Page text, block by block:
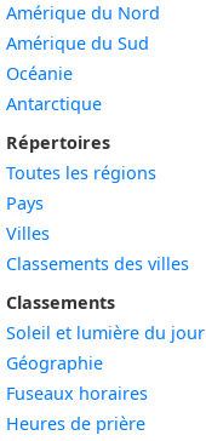
Amérique du Nord
Amérique du Sud
Océanie
Antarctique
Répertoires
Toutes les régions
Pays
Villes
Classements des villes
Classements
Soleil et lumière du jour
Géographie
Fuseaux horaires
Heures de prière